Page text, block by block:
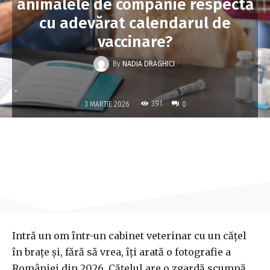
animalele de companie respectă
cu adevărat calendarul de
vaccinare?
By NADIA DRAGHICI
-
3 MARTIE 2026 391 0
Intră un om într-un cabinet veterinar cu un cățel
în brațe și, fără să vrea, îți arată o fotografie a